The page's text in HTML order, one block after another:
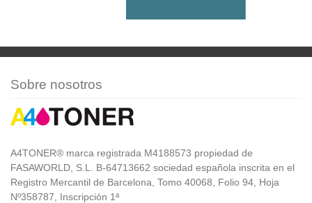
Sobre nosotros
A4TONER® marca registrada M4188573 propiedad de
FASAWORLD, S.L. B-64713662 sociedad española inscrita en el
Registro Mercantil de Barcelona, Tomo 40068, Folio 94, Hoja
Nº358787, Inscripción 1ª